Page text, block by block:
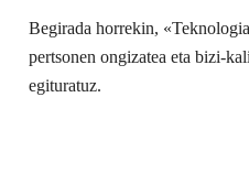
Begirada horrekin,
pertsonen ongizatea eta bizi-
egituratuz.